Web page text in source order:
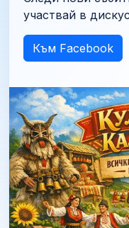
участвай в
Към Facebook